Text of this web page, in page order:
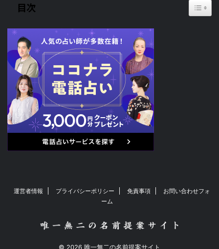
目次
運営者情報 プライバシーポリシー 免責事項
お問い合わせフォ
ーム
© 2026 唯一無二の名前提案サイト